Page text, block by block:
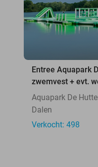
Entree Aquapark
zwemvest + evt.
Aquapark De
Dalen
Verkocht: 498